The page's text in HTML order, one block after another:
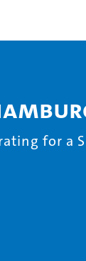
for a